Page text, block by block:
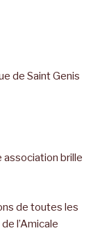
de Saint Genis
association brille
de toutes les
l’Amicale